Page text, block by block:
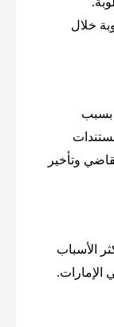
خلال
بسبب
وتأخير
الأسباب
الإمارات.